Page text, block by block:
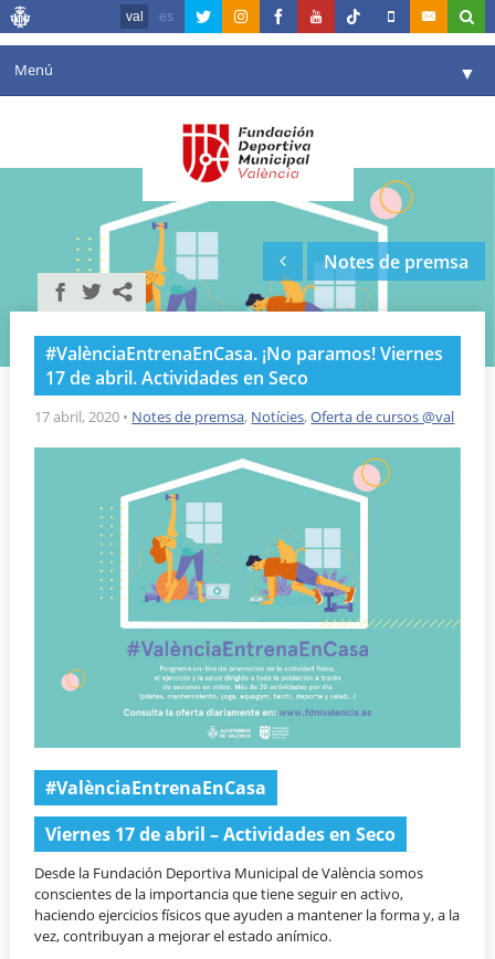
val es
Menú ▼
Agenda
Comunicació ▼
València en esport
Portal de Transparència
Reserves
Notes de premsa
#ValènciaEntrenaEnCasa. ¡No paramos! Viernes
17 de abril. Actividades en Seco
17 abril, 2020 • Notes de premsa, Notícies,Oferta de cursos @val
#ValènciaEntrenaEnCasa
Viernes 17 de abril – Actividades en Seco
Desde la Fundación Deportiva Municipal de València somos
conscientes de la importancia que tiene seguir en activo,
haciendo ejercicios físicos que ayuden a mantener la forma y, a la
vez, contribuyan a mejorar el estado anímico.